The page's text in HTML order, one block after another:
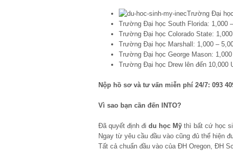
Trường Đại
Trường Đại học South Florida: 1,000
Trường Đại học Colorado State:
Trường Đại học Marshall: 1,000 –
Trường Đại học George Mason:
Trường Đại học Drew lên đến 10,000
Nộp hồ sơ và tư vấn miễn phí 24/7: 093
Vì sao bạn cần đến INTO?
Đã quyết định đi du học Mỹ thì bất cứ học
Ngay từ yêu cầu đầu vào cũng đủ thể hiện
Tất cả chuẩn đầu vào của ĐH Oregon, ĐH